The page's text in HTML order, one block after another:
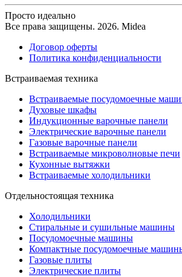
Просто идеально
Все права защищены. 2026. Midea
Договор оферты
Политика конфиденциальности
Встраиваемая техника
Встраиваемые посудомоечные
Духовые шкафы
Индукционные варочные панели
Электрические варочные панели
Газовые варочные панели
Встраиваемые микроволновые печи
Кухонные вытяжки
Встраиваемые холодильники
Отдельностоящая техника
Холодильники
Стиральные и сушильные машины
Посудомоечные машины
Компактные посудомоечные
Газовые плиты
Электрические плиты